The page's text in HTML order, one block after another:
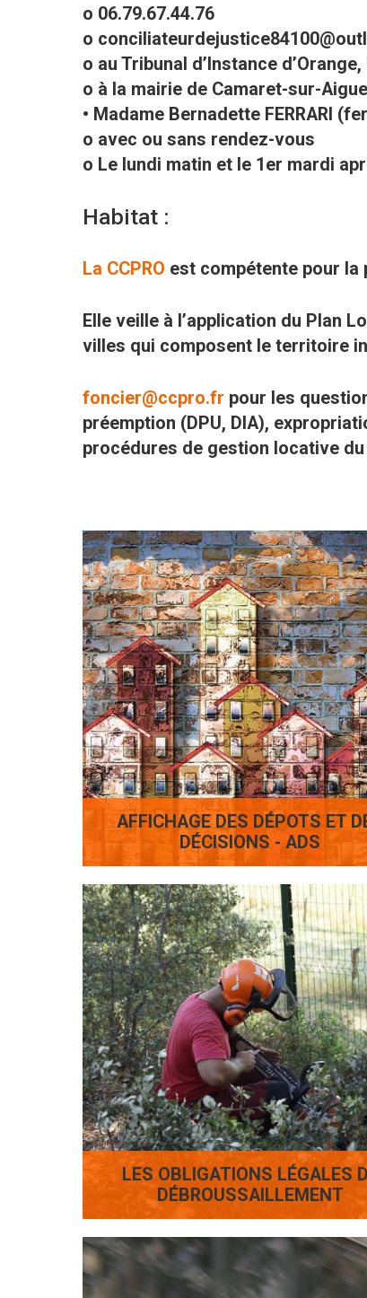
o 06.79.67.44.76
o
o au Tribunal d’Instance
o à la mairie de Camaret-sur-
• Madame Bernadette FERRARI
o avec ou sans rendez-vous
o Le lundi matin et le 1er mardi
Habitat :
La CCPRO est compétente pour la
Elle veille à l’application du Plan
villes qui composent le territoire
foncier@ccpro.fr pour les
préemption (DPU, DIA),
procédures de gestion locative
AFFICHAGE DES DÉPOTS ET
DÉCISIONS - ADS
LES OBLIGATIONS LÉGALES
DÉBROUSSAILLEMENT